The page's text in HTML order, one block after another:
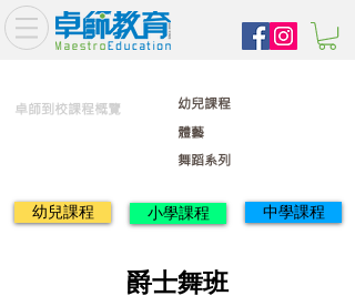
卓師到校課程概覽
體藝
舞蹈系列
幼兒課程
幼兒課程 小學課程 中學課程
爵士舞班